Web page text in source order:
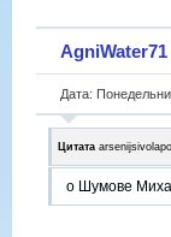
AgniWater71
Дата:
Цитата
о Шумове